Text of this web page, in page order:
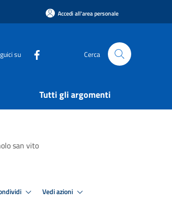
Accedi all'area personale
su Cerca
Tutti gli argomenti
san vito
Vedi azioni